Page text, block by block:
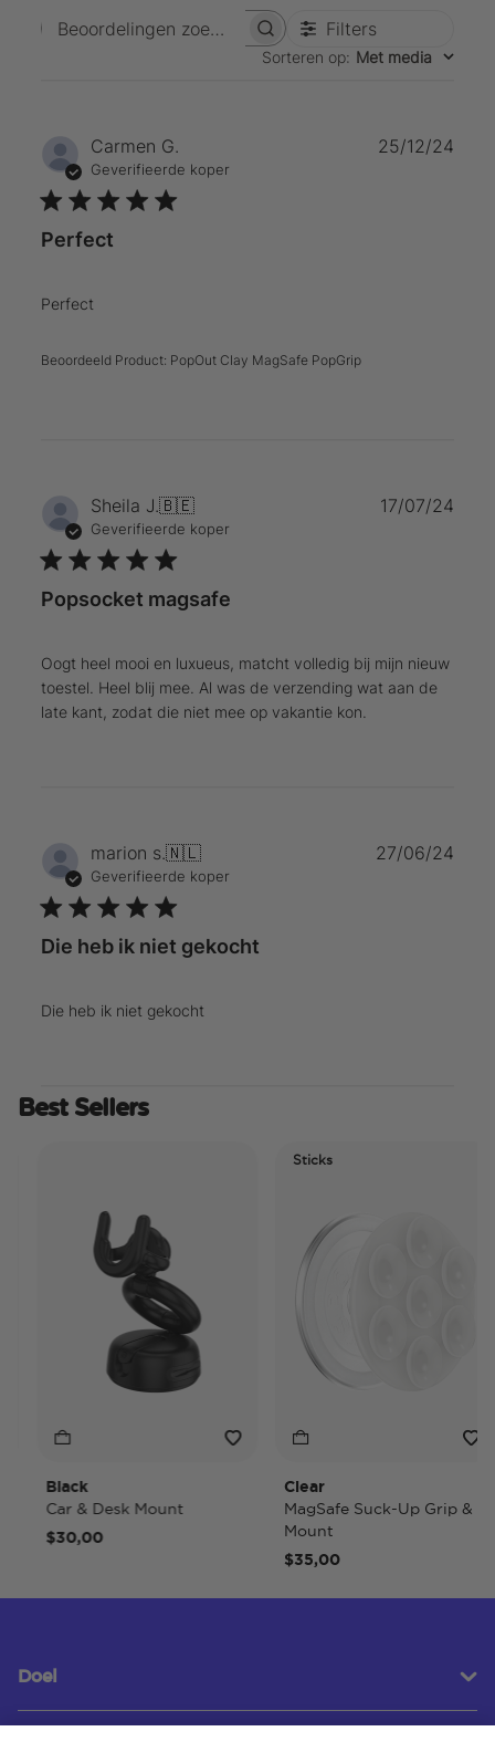
Beoordelingen zoekenFilters
Sorteren op: Met media
Carmen G.
Geverifieerde koper
Perfect
Perfect
Beoordeeld Product: PopOut Clay MagSafe PopGrip
25/12/24
Sheila J.🇧🇪
Geverifieerde koper
Popsocket magsafe
Oogt heel mooi en luxueus, matcht volledig bij mijn nieuw
toestel. Heel blij mee. Al was de verzending wat aan de
late kant, zodat die niet mee op vakantie kon.
17/07/24
marion s.🇳🇱
Geverifieerde koper
Die heb ik niet gekocht
Die heb ik niet gekocht
27/06/24
Best Sellers
Black
Car & Desk Mount
$30,00
Sticks
Clear
MagSafe Suck-Up Grip &
Mount
$35,00
Doel